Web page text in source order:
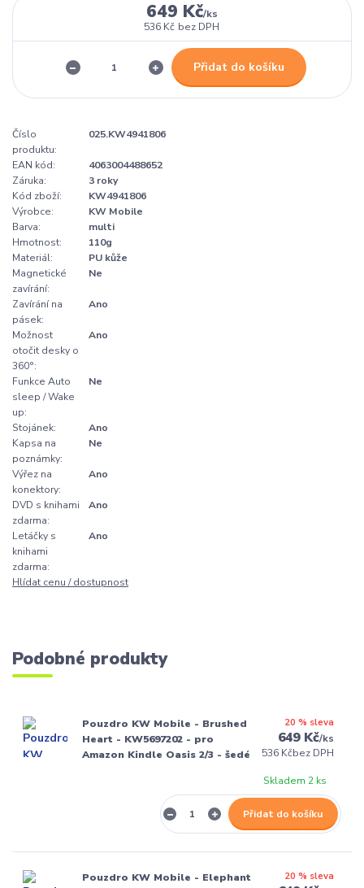
649 Kč/ks
536 Kč bez DPH
Přidat do košíku
Číslo
produktu:
025.KW4941806
EAN kód:
4063004488652
Záruka:
3 roky
Kód zboží:
KW4941806
Výrobce:
KW Mobile
Barva:
multi
Hmotnost:
110g
Materiál:
PU kůže
Magnetické
zavírání:
Ne
Zavírání na
pásek:
Ano
Možnost
otočit desky o
360°:
Ano
Funkce Auto
sleep / Wake
up:
Ne
Stojánek:
Ano
Kapsa na
poznámky:
Ne
Výřez na
konektory:
Ano
DVD s knihami
zdarma:
Ano
Letáčky s
knihami
zdarma:
Ano
Hlídat cenu / dostupnost
Podobné produkty
Pouzdro KW Mobile - Brushed
Heart - KW5697202 - pro
Amazon Kindle Oasis 2/3 - šedé
20 % sleva
649 Kč/ks
536 Kčbez DPH
Skladem 2 ks
Přidat do košíku
Pouzdro KW Mobile - Elephant
20 % sleva